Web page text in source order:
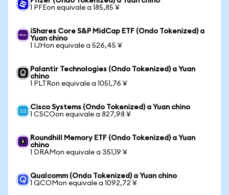
1 PFEon equivale a 185,85 ¥
iShares Core S&P MidCap ETF (Ondo Tokenized) a
Yuan chino
1 IJHon equivale a 526,45 ¥
Palantir Technologies (Ondo Tokenized) a Yuan
chino
1 PLTRon equivale a 1051,76 ¥
Cisco Systems (Ondo Tokenized) a Yuan chino
1 CSCOon equivale a 827,98 ¥
Roundhill Memory ETF (Ondo Tokenized) a Yuan
chino
1 DRAMon equivale a 351,19 ¥
Qualcomm (Ondo Tokenized) a Yuan chino
1 QCOMon equivale a 1092,72 ¥